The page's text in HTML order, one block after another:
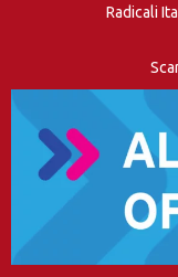
Radicali